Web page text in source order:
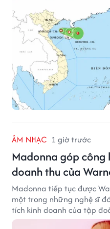
ÂM NHẠC 1 giờ trước
Madonna góp
doanh thu của
Madonna tiếp tục được
một trong những nghệ sĩ
tích kinh doanh của tập